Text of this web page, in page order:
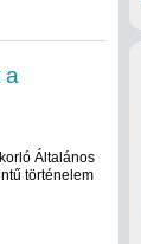
a
Általános
történelem